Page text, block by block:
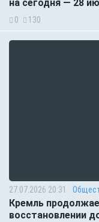
на сегодня — 28
0 130
27.07.2026 20:31
Кремль
восстановлении